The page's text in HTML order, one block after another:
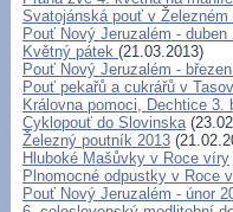
Svatojánská pouť v Železném
Pouť Nový Jeruzalém - duben
Květný pátek (21.03.2013)
Pouť Nový Jeruzalém -
Pouť pekařů a cukrářů v
Královna pomoci, Dechtice
Cyklopouť do Slovinska
Železný poutník 2013
Hluboké Mašůvky v Roce víry
Plnomocné odpustky v Roce
Pouť Nový Jeruzalém - únor